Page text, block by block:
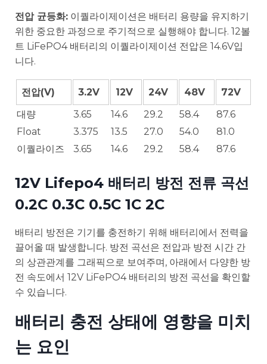
전압 균등화: 이퀄라이제이션은 배터리 용량을 유지하기
위한 중요한 과정으로 주기적으로 실행해야 합니다. 12볼
트 LiFePO4 배터리의 이퀄라이제이션 전압은 14.6V입
니다.
전압(V) 3.2V 12V 24V 48V
72V
대량
3.65 14.6 29.2 58.4
87.6
Float
3.375 13.5 27.0 54.0
81.0
이퀄라이즈
3.65 14.6 29.2 58.4 87.6
12V Lifepo4 배터리 방전 전류 곡선
0.2C 0.3C 0.5C 1C 2C
배터리 방전은 기기를 충전하기 위해 배터리에서 전력을
끌어올 때 발생합니다. 방전 곡선은 전압과 방전 시간 간
의 상관관계를 그래픽으로 보여주며, 아래에서 다양한 방
전 속도에서 12V LiFePO4 배터리의 방전 곡선을 확인할
수 있습니다.
배터리 충전 상태에 영향을 미치
는 요인